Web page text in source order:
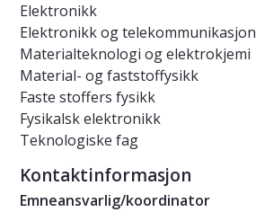
Elektronikk
Elektronikk og telekommunikasjon
Materialteknologi og elektrokjemi
Material- og faststoffysikk
Faste stoffers fysikk
Fysikalsk elektronikk
Teknologiske fag
Kontaktinformasjon
Emneansvarlig/koordinator